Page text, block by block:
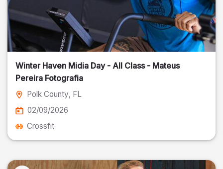
Winter Haven Midia Day - All Class - Mateus
Pereira Fotografia
Polk County, FL
02/09/2026
Crossfit